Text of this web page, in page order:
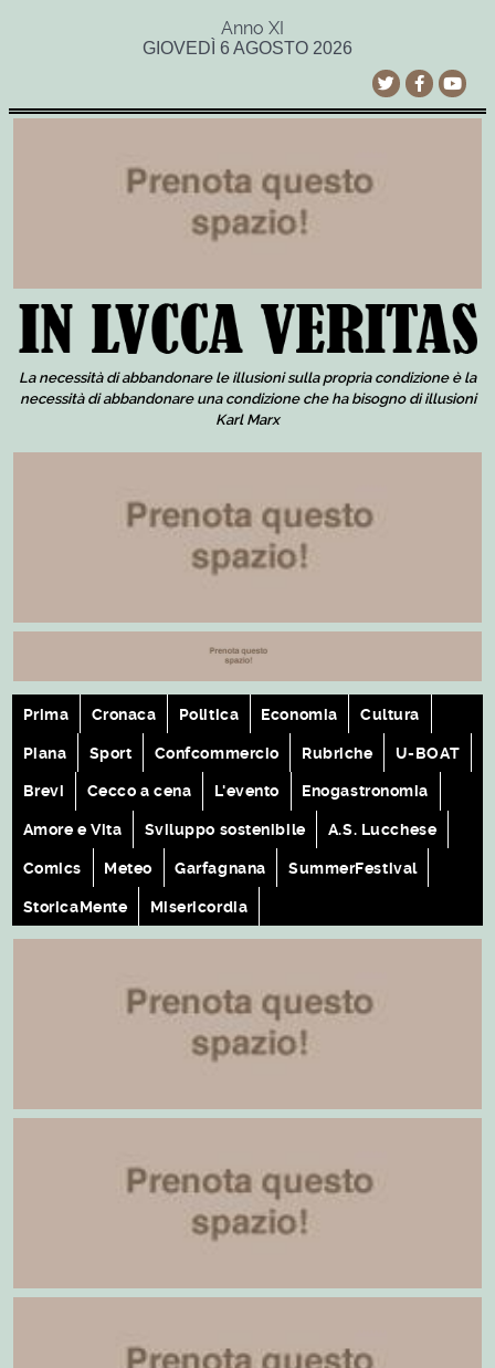
Anno XI
GIOVEDÌ 6 AGOSTO 2026
La necessità di abbandonare le illusioni sulla propria condizione è la
necessità di abbandonare una condizione che ha bisogno di illusioni
Karl Marx
Prima Cronaca Politica Economia Cultura
Piana Sport Confcommercio Rubriche U-BOAT
Brevi Cecco a cena L'evento Enogastronomia
Amore e Vita Sviluppo sostenibile A.S. Lucchese
Comics Meteo Garfagnana SummerFestival
StoricaMente Misericordia